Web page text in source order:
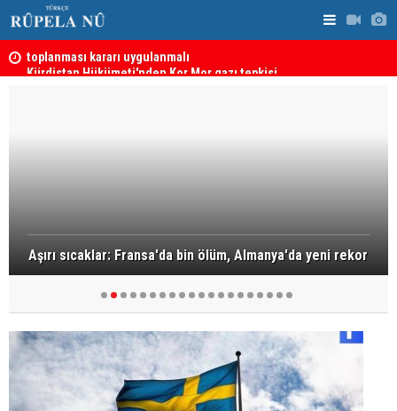
Kürdistan Hükümeti'nden Kor Mor gazı tepkisi
Aşırı sıcaklar: Fransa'da bin ölüm, Almanya'da yeni rekor